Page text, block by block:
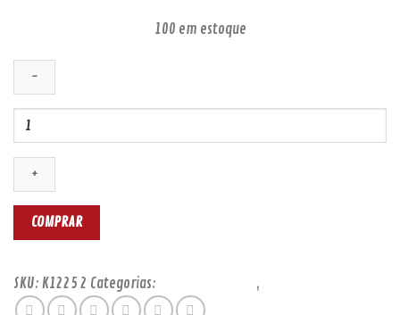
100 em estoque
KIT
TRASEIRO
1992
(4
quantidade
COMPRAR
SKU: K1225 2 Categorias: ,